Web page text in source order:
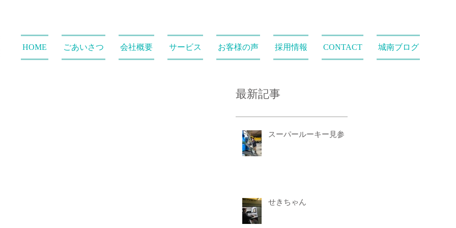
HOME ごあいさつ 会社概要 サービス お客様の声 採用情報 CONTACT 城南ブログ
最新記事
スーパールーキー見参
せきちゃん